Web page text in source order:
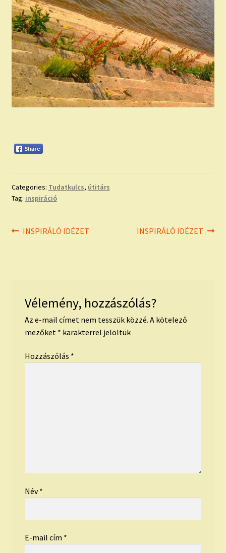
Categories: Tudatkulcs, útitárs
Tag: inspiráció
Bejegyzés
Previous
INSPIRÁLÓ IDÉZET
Next
INSPIRÁLÓ IDÉZET
Vélemény, hozzászólás?
Az e-mail címet nem tesszük közzé. A kötelező
mezőket * karakterrel jelöltük
Hozzászólás *
Név*
E-mail cím *